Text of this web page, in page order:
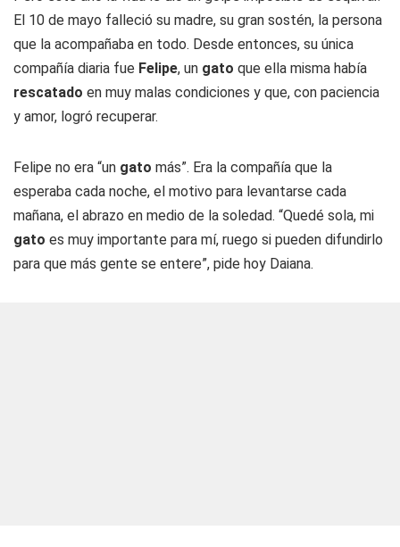
El 10 de mayo falleció su madre, su gran sostén, la persona
que la acompañaba en todo. Desde entonces, su única
compañía diaria fue Felipe, un gato que ella misma había
rescatado en muy malas condiciones y que, con paciencia
y amor, logró recuperar.
Felipe no era “un gato más”. Era la compañía que la
esperaba cada noche, el motivo para levantarse cada
mañana, el abrazo en medio de la soledad. “Quedé sola, mi
gato es muy importante para mí, ruego si pueden difundirlo
para que más gente se entere”, pide hoy Daiana.